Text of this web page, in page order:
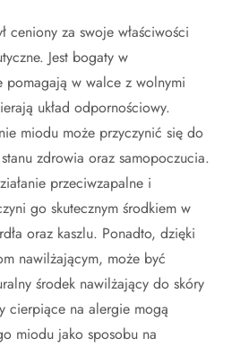
ceniony za swoje właściwości
Jest bogaty w
pomagają w walce z wolnymi
układ odpornościowy.
miodu może przyczynić się do
zdrowia oraz samopoczucia.
przeciwzapalne i
go skutecznym środkiem w
oraz kaszlu. Ponadto, dzięki
nawilżającym, może być
środek nawilżający do skóry
cierpiące na alergie mogą
miodu jako sposobu na